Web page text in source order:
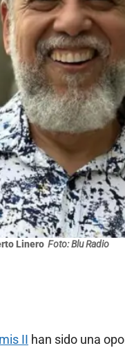
Linero Foto: Blu Radio
II han sido una